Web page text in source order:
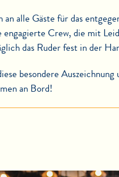
an alle Gäste für das
engagierte Crew, die mit
das Ruder fest in der
besondere Auszeichnung
an Bord!